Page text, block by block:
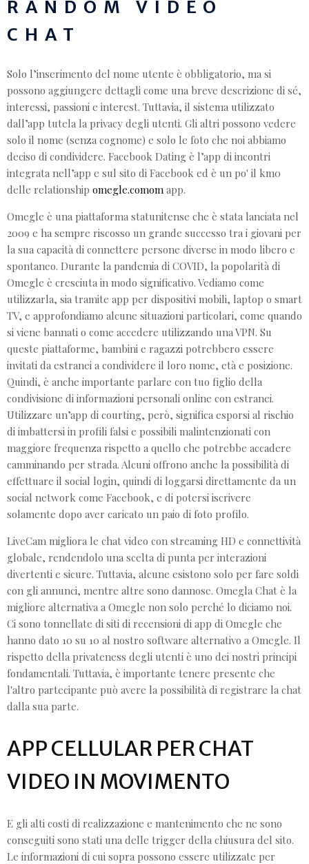
RANDOM VIDEO
CHAT
Solo l’inserimento del nome utente è obbligatorio, ma si
possono aggiungere dettagli come una breve descrizione di sé,
interessi, passioni e interest. Tuttavia, il sistema utilizzato
dall’app tutela la privacy degli utenti. Gli altri possono vedere
solo il nome (senza cognome) e solo le foto che noi abbiamo
deciso di condividere. Facebook Dating è l’app di incontri
integrata nell’app e sul sito di Facebook ed è un po' il km0
delle relationship omegle.comom app.
Omegle è una piattaforma statunitense che è stata lanciata nel
2009 e ha sempre riscosso un grande successo tra i giovani per
la sua capacità di connettere persone diverse in modo libero e
spontaneo. Durante la pandemia di COVID, la popolarità di
Omegle è cresciuta in modo significativo. Vediamo come
utilizzarla, sia tramite app per dispositivi mobili, laptop o smart
TV, e approfondiamo alcune situazioni particolari, come quando
si viene bannati o come accedere utilizzando una VPN. Su
queste piattaforme, bambini e ragazzi potrebbero essere
invitati da estranei a condividere il loro nome, età e posizione.
Quindi, è anche importante parlare con tuo figlio della
condivisione di informazioni personali online con estranei.
Utilizzare un’app di courting, però, significa esporsi al rischio
di imbattersi in profili falsi e possibili malintenzionati con
maggiore frequenza rispetto a quello che potrebbe accadere
camminando per strada. Alcuni offrono anche la possibilità di
effettuare il social login, quindi di loggarsi direttamente da un
social network come Facebook, e di potersi iscrivere
solamente dopo aver caricato un paio di foto profilo.
LiveCam migliora le chat video con streaming HD e connettività
globale, rendendolo una scelta di punta per interazioni
divertenti e sicure. Tuttavia, alcune esistono solo per fare soldi
con gli annunci, mentre altre sono dannose. Omegla Chat è la
migliore alternativa a Omegle non solo perché lo diciamo noi.
Ci sono tonnellate di siti di recensioni di app di Omegle che
hanno dato 10 su 10 al nostro software alternativo a Omegle. Il
rispetto della privateness degli utenti è uno dei nostri principi
fondamentali. Tuttavia, è importante tenere presente che
l'altro partecipante può avere la possibilità di registrare la chat
dalla sua parte.
APP CELLULAR PER CHAT
VIDEO IN MOVIMENTO
E gli alti costi di realizzazione e mantenimento che ne sono
conseguiti sono stati una delle trigger della chiusura del sito.
Le informazioni di cui sopra possono essere utilizzate per